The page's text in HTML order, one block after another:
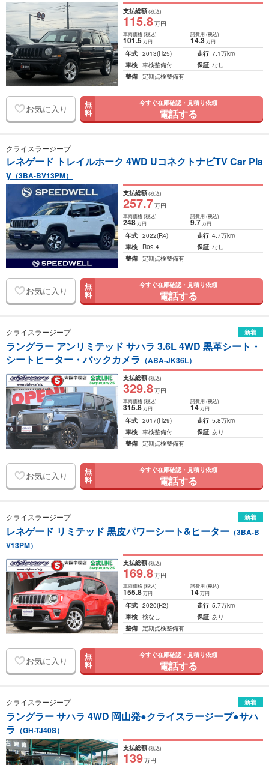
支払総額(税込)
115.8万円
車両価格(税込)
101.5万円
諸費用 (税込)
14.3 万円
年式 2013(H25) 走行 7.1万km
車検 車検整備付 保証 なし
整備 定期点検整備有
お気に入り 無
料
今すぐ在庫確認・見積り依頼
電話する
クライスラージープ
レネゲード トレイルホーク 4WD UコネクトナビTV Car Pla
y （3BA-BV13PM）
支払総額(税込)
257.7万円
車両価格(税込)
248万円
諸費用 (税込)
9.7 万円
年式 2022(R4) 走行 4.7万km
車検
R09.4 保証 なし
整備 定期点検整備有
お気に入り 無
料
今すぐ在庫確認・見積り依頼
電話する
クライスラージープ 新着
ラングラー アンリミテッド サハラ 3.6L 4WD 黒革シート・
シートヒーター・バックカメラ （ABA-JK36L）
支払総額(税込)
329.8万円
車両価格(税込)
315.8万円
諸費用 (税込)
14 万円
年式 2017(H29) 走行 5.8万km
車検 車検整備付 保証 あり
整備 定期点検整備有
お気に入り 無
料
今すぐ在庫確認・見積り依頼
電話する
クライスラージープ 新着
レネゲード リミテッド 黒皮パワーシート&ヒーター （3BA-B
V13PM）
支払総額(税込)
169.8万円
車両価格(税込)
155.8万円
諸費用 (税込)
14 万円
年式 2020(R2) 走行 5.7万km
車検 検なし 保証 あり
整備 定期点検整備有
お気に入り 無
料
今すぐ在庫確認・見積り依頼
電話する
クライスラージープ 新着
ラングラー サハラ 4WD 岡山発●クライスラージープ●サハ
ラ （GH-TJ40S）
支払総額(税込)
139万円